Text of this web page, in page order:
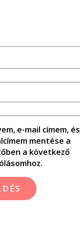
e-mail címem, és
mentése a
a következő